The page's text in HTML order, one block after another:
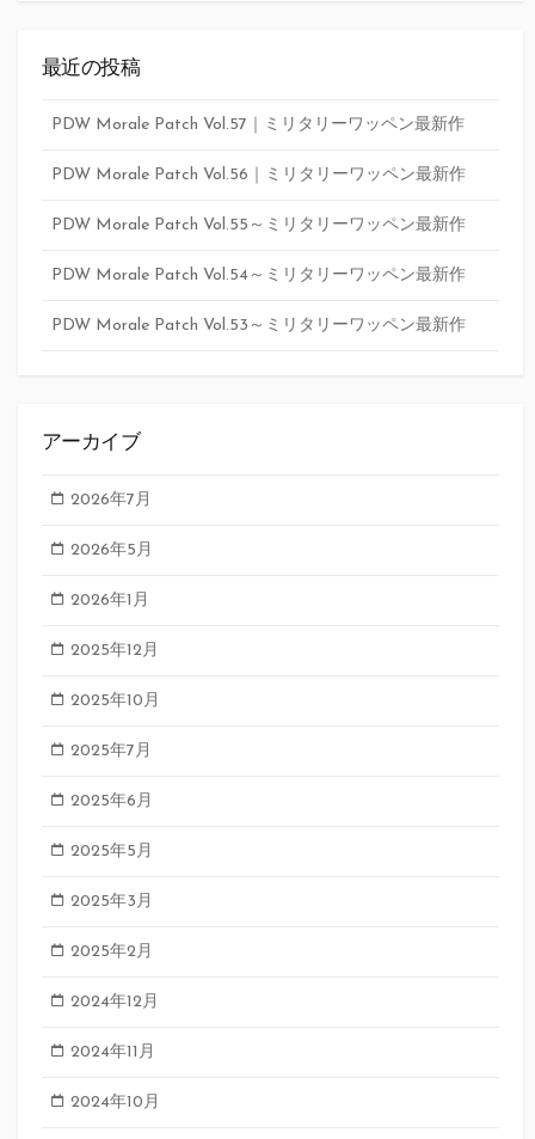
最近の投稿
PDW Morale Patch Vol.57｜ミリタリーワッペン最新作
PDW Morale Patch Vol.56｜ミリタリーワッペン最新作
PDW Morale Patch Vol.55～ミリタリーワッペン最新作
PDW Morale Patch Vol.54～ミリタリーワッペン最新作
PDW Morale Patch Vol.53～ミリタリーワッペン最新作
アーカイブ
2026年7月
2026年5月
2026年1月
2025年12月
2025年10月
2025年7月
2025年6月
2025年5月
2025年3月
2025年2月
2024年12月
2024年11月
2024年10月